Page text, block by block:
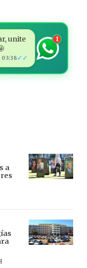
unite
03:38✓✓
1
a